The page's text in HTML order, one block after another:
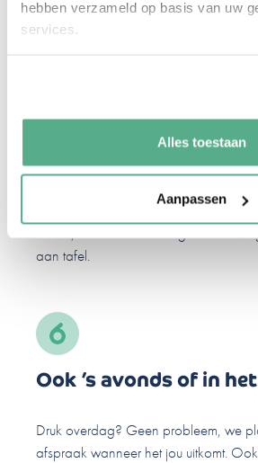
hebben verzameld op basis van uw
services.
Alles toestaan
Aanpassen
netwerk. Het beste van twee werelden
Digitaal waar het kan,
waar het moet
We combineren gemak met
aan tafel.
Ook ’s avonds of in
Druk overdag? Geen probleem, we
afspraak wanneer het jou uitkomt.